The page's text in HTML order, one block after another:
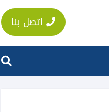
اتصل بنا